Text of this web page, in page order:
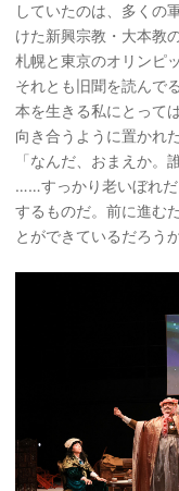
していたのは、多くの
けた新興宗教・大本教
札幌と東京のオリンピ
それとも旧聞を読んで
本を生きる私にとって
向き合うように置かれ
「なんだ、おまえか。
……すっかり老いぼれ
するものだ。前に進む
とができているだろうか